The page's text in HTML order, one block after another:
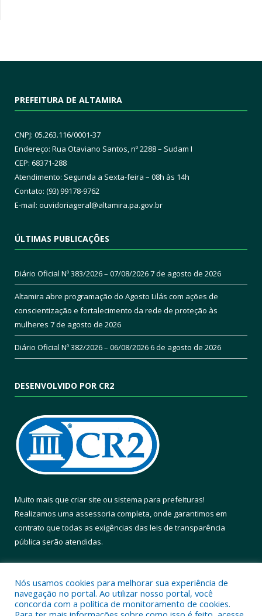
PREFEITURA DE ALTAMIRA
CNPJ: 05.263.116/0001-37
Endereço: Rua Otaviano Santos, nº 2288 – Sudam I
CEP: 68371-288
Atendimento: Segunda a Sexta-feira – 08h às 14h
Contato: (93) 99178-9762
E-mail: ouvidoriageral@altamira.pa.gov.br
ÚLTIMAS PUBLICAÇÕES
Diário Oficial Nº 383/2026 – 07/08/20267 de agosto de 2026
Altamira abre programação do Agosto Lilás com ações de
conscientização e fortalecimento da rede de proteção às
mulheres 7 de agosto de 2026
Diário Oficial Nº 382/2026 – 06/08/20266 de agosto de 2026
DESENVOLVIDO POR CR2
Muito mais que criar site ou sistema para prefeituras!
Realizamos uma assessoria completa, onde garantimos em
contrato que todas as exigências das leis de transparência
pública serão atendidas.
Nós usamos cookies para melhorar sua experiência de
navegação no portal. Ao utilizar nosso portal, você
concorda com a política de monitoramento de cookies.